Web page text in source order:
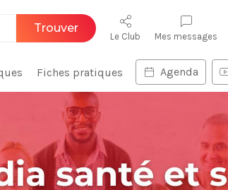
Trouver
Le Club Mes messages
Fiches pratiques Agenda